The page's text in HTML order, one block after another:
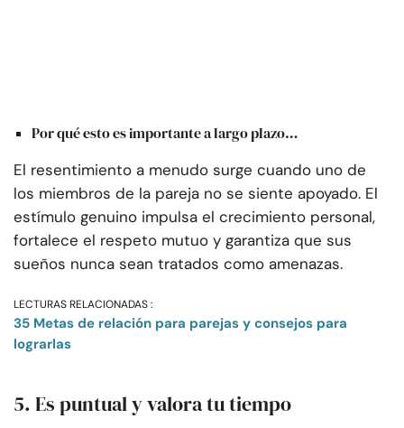
Por qué esto es importante a largo plazo…
El resentimiento a menudo surge cuando uno de
los miembros de la pareja no se siente apoyado. El
estímulo genuino impulsa el crecimiento personal,
fortalece el respeto mutuo y garantiza que sus
sueños nunca sean tratados como amenazas.
LECTURAS RELACIONADAS :
35 Metas de relación para parejas y consejos para
lograrlas
5. Es puntual y valora tu tiempo